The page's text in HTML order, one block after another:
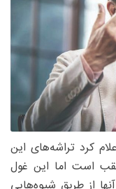
کرد تراشه‌های این
است اما این غول